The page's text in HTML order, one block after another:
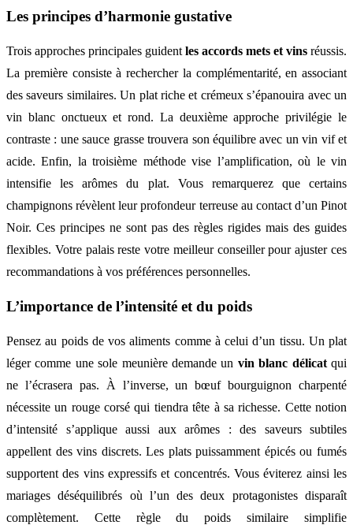
Les principes d’harmonie gustative
Trois approches principales guident les accords mets et vins réussis.
La première consiste à rechercher la complémentarité, en associant
des saveurs similaires. Un plat riche et crémeux s’épanouira avec un
vin blanc onctueux et rond. La deuxième approche privilégie le
contraste : une sauce grasse trouvera son équilibre avec un vin vif et
acide. Enfin, la troisième méthode vise l’amplification, où le vin
intensifie les arômes du plat. Vous remarquerez que certains
champignons révèlent leur profondeur terreuse au contact d’un Pinot
Noir. Ces principes ne sont pas des règles rigides mais des guides
flexibles. Votre palais reste votre meilleur conseiller pour ajuster ces
recommandations à vos préférences personnelles.
L’importance de l’intensité et du poids
Pensez au poids de vos aliments comme à celui d’un tissu. Un plat
léger comme une sole meunière demande un vin blanc délicatqui
ne l’écrasera pas. À l’inverse, un bœuf bourguignon charpenté
nécessite un rouge corsé qui tiendra tête à sa richesse. Cette notion
d’intensité s’applique aussi aux arômes : des saveurs subtiles
appellent des vins discrets. Les plats puissamment épicés ou fumés
supportent des vins expressifs et concentrés. Vous éviterez ainsi les
mariages déséquilibrés où l’un des deux protagonistes disparaît
complètement. Cette règle du poids similaire simplifie